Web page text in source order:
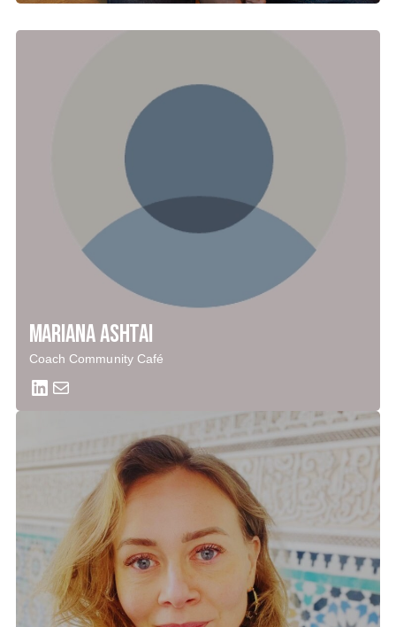
Mariana Ashtai
Coach Community Café
LinkedIn Mail